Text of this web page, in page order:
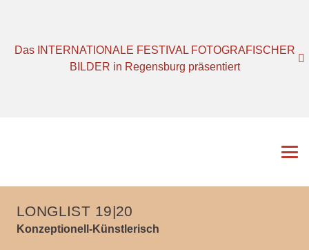
Das INTERNATIONALE FESTIVAL FOTOGRAFISCHER
BILDER in Regensburg präsentiert
LONGLIST 19|20
Konzeptionell-Künstlerisch